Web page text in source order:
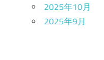
2025年10月
2025年9月